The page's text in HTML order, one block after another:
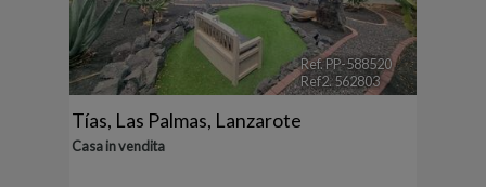
Ref. PP-588520🔗
Ref2. 562803
Tías, Las Palmas, Lanzarote
Casa in vendita